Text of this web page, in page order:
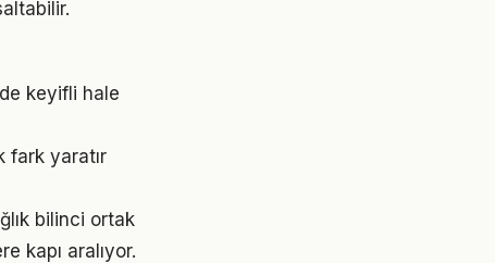
keyifli hale
fark yaratır
bilinci ortak
kapı aralıyor.